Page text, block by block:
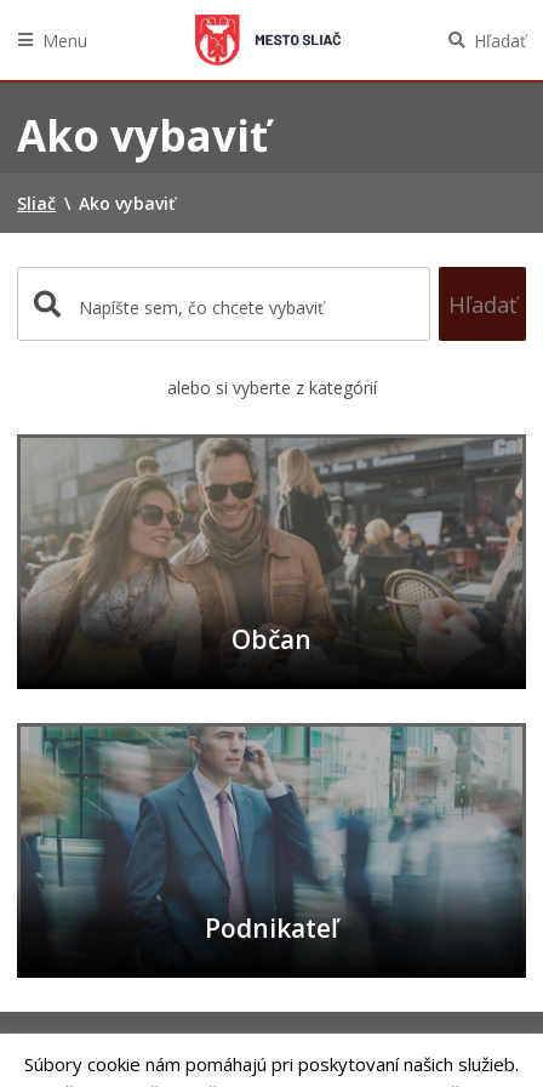
obsah
Menu Hľadať
Ako vybaviť
Sliač \ Ako vybaviť
Hľadať
alebo si vyberte z kategórií
Občan
Podnikateľ
Súbory cookie nám pomáhajú pri poskytovaní našich služieb.